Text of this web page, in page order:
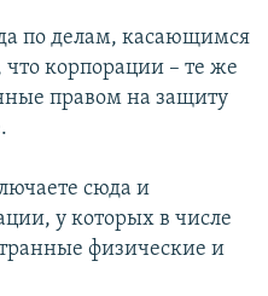
по делам, касающимся
корпорации – те же
правом на защиту
сюда и
у которых в числе
физические и